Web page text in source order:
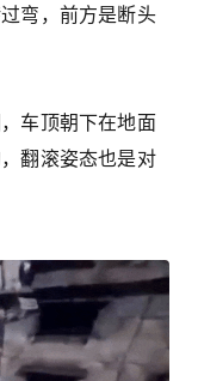
弯，前方是断头
车顶朝下在地面
翻滚姿态也是对